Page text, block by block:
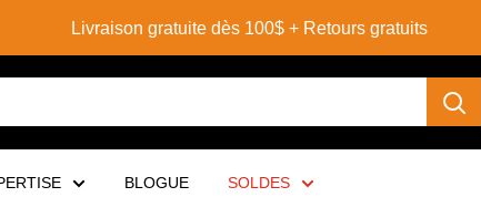
BLOGUE SOLDES